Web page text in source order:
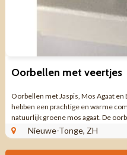
Oorbellen met veertjes
Oorbellen met Jaspis, Mos Agaat
hebben een prachtige en warme
natuurlijk groene mos agaat. De
bedel in de vorm van een ...
Nieuwe-Tonge, ZH